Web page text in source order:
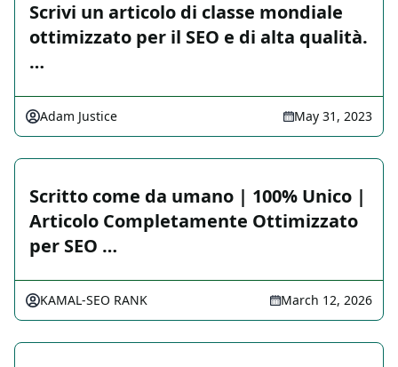
Scrivi un articolo di classe mondiale
ottimizzato per il SEO e di alta qualità.
…
Adam Justice May 31, 2023
Scritto come da umano | 100% Unico |
Articolo Completamente Ottimizzato
per SEO …
KAMAL-SEO RANK March 12, 2026